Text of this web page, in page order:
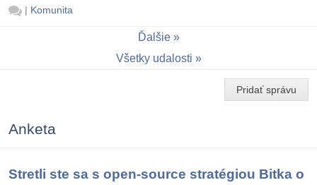
| Komunita
Ďalšie
Všetky udalosti
Pridať správu
Anketa
Stretli ste sa s open-source stratégiou Bitka o